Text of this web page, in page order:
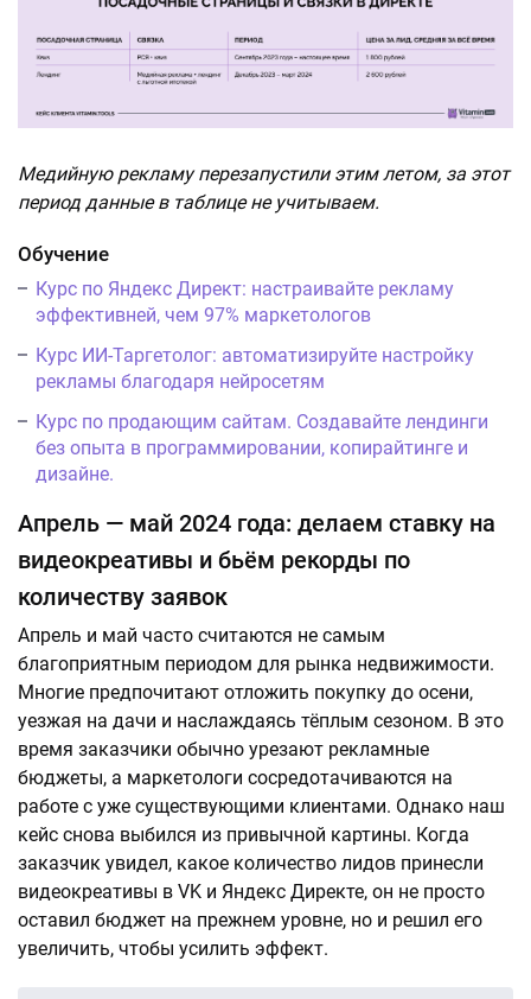
Медийную рекламу перезапустили этим летом, за этот
период данные в таблице не учитываем.
Обучение
Курс по Яндекс Директ: настраивайте рекламу
эффективней, чем 97% маркетологов
Курс ИИ-Таргетолог: автоматизируйте настройку
рекламы благодаря нейросетям
Курс по продающим сайтам. Создавайте лендинги
без опыта в программировании, копирайтинге и
дизайне.
Апрель — май 2024 года: делаем ставку на
видеокреативы и бьём рекорды по
количеству заявок
Апрель и май часто считаются не самым
благоприятным периодом для рынка недвижимости.
Многие предпочитают отложить покупку до осени,
уезжая на дачи и наслаждаясь тёплым сезоном. В это
время заказчики обычно урезают рекламные
бюджеты, а маркетологи сосредотачиваются на
работе с уже существующими клиентами. Однако наш
кейс снова выбился из привычной картины. Когда
заказчик увидел, какое количество лидов принесли
видеокреативы в VK и Яндекс Директе, он не просто
оставил бюджет на прежнем уровне, но и решил его
увеличить, чтобы усилить эффект.